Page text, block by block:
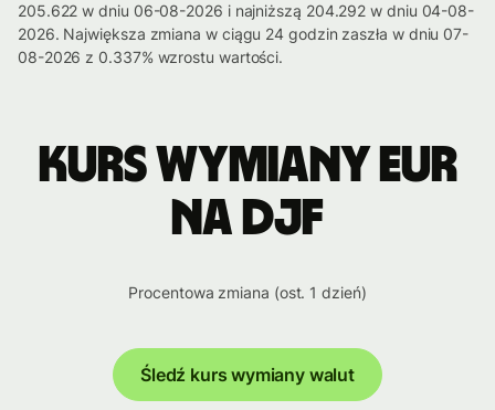
205.622 w dniu 06-08-2026 i najniższą 204.292 w dniu 04-08-
2026. Największa zmiana w ciągu 24 godzin zaszła w dniu 07-
08-2026 z 0.337% wzrostu wartości.
Kurs wymiany EUR
na DJF
Procentowa zmiana (ost. 1 dzień)
Śledź kurs wymiany walut